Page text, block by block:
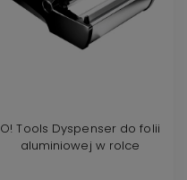
O! Tools Dyspenser do folii
aluminiowej w rolce